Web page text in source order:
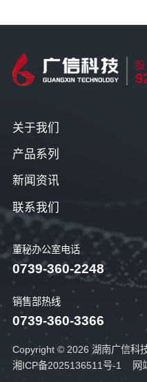
董秘办公室电话
0739-360-2248
销售部热线
0739-360-3366
关于我们
产品系列
新闻资讯
联系我们
Copyright © 2026 湖南广信科
湘ICP备2025136511号-1
网